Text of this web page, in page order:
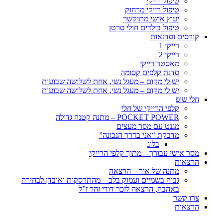
טיפול רייקי מרחוק
יעוץ אישי מתוקשר
טיפול בילדים חולי סרטן
קורסים וסדנאות
רייקי 1
רייקי 2
מאסטר רייקי
סדנת קלפים קסומה
יש לי מקום – מעגל נשי, אחת לשלושה שבועות
יש לי מקום – מעגל נשי, אחת לשלושה שבועות
חלי שופ
קלפי הרייקי של חלי
POCKET POWER – מתנה קטנה גדולה
מגנט עם מסר מעצים
מדבקת “אני בדרך הנכונה”
בלוג
מסר אישי עבורך – מתוך קלפי הרייקי
הרצאות
מתנה של אור – הרצאה
גבוה בשמיים ועמוק בלב – מהתרסקות ואובדן לבחירה
באהבה, הרצאה לזכר דודי זהר ז”ל
צרו קשר
הרצאות